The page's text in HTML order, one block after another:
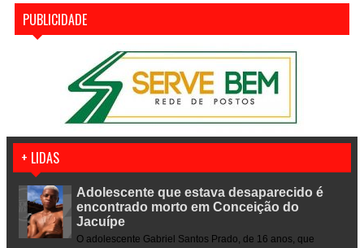
PUBLICIDADE
+ LIDAS
Adolescente que estava desaparecido é
encontrado morto em Conceição do
Jacuípe
O adolescente Gabriel Santos Prado, de 16 anos, que